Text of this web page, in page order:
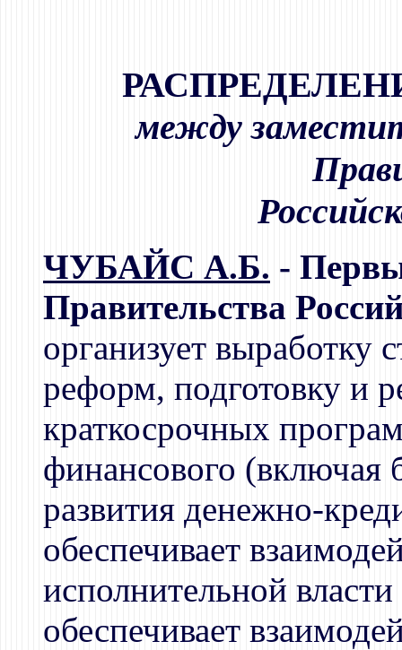
между
ЧУБАЙС А.Б. -
Правительства
организует выработку
реформ, подготовку и
краткосрочных
финансового (включая
развития денежно-
обеспечивает
исполнительной
обеспечивает